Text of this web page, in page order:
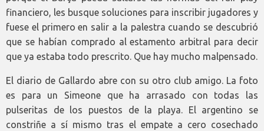
financiero, les busque soluciones para inscribir jugadores y
fuese el primero en salir a la palestra cuando se descubrió
que se habían comprado al estamento arbitral para decir
que ya estaba todo prescrito. Que hay mucho malpensado.
El diario de Gallardo abre con su otro club amigo. La foto
es para un Simeone que ha arrasado con todas las
pulseritas de los puestos de la playa. El argentino se
constriñe a sí mismo tras el empate a cero cosechado